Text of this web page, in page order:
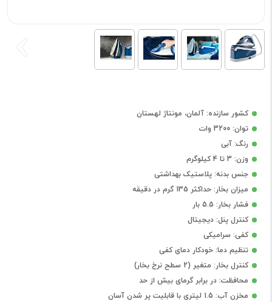
کشور سازنده: آلمان، مونتاژ لهستان
توان: 3200 وات
رنگ: آبی
وزن: 3 تا 4 کیلوگرم
جنس بدنه: پلاستیک بهداشتی
میزان بخار: حداکثر 135 گرم در دقیقه
فشار بخار: 5.5 بار
کنترل پنل: دیجیتال
کفی: سرامیکی
تنظیم دما: خودکار دمای کفی
کنترل بخار: متغیر (2 سطح نرخ بخار)
محافظت: در برابر گرمای بیش از حد
مخزن آب: 1.5 لیتری با قابلیت پر شدن آسان